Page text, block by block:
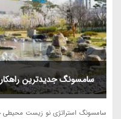
سامسونگ جدیدترین
سامسونگ استراتژی نو زیست محیطی